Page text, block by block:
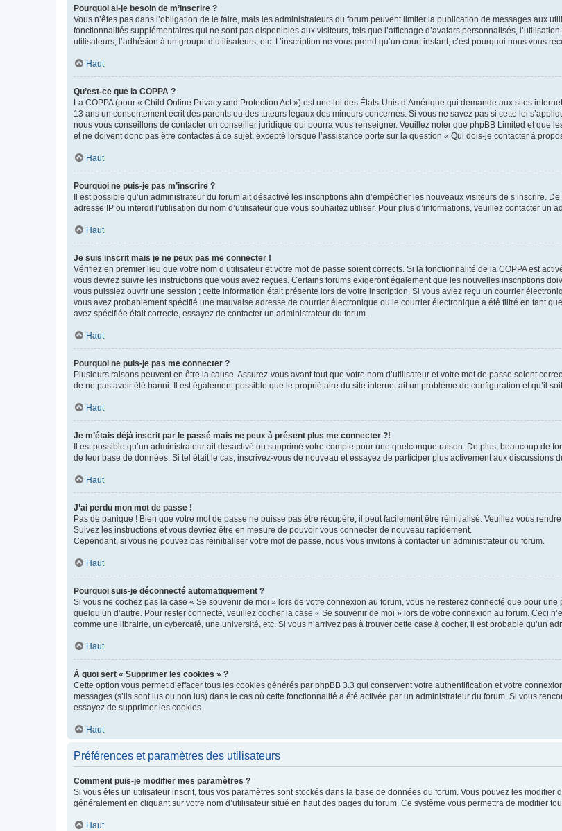
Pourquoi ai-je besoin de m’inscrire ?
Vous n’êtes pas dans l’obligation de le faire, mais les administrateurs du forum peuvent limiter la publication de messages aux
fonctionnalités supplémentaires qui ne sont pas disponibles aux visiteurs, tels que l’affichage d’avatars personnalisés,
utilisateurs, l’adhésion à un groupe d’utilisateurs, etc. L’inscription ne vous prend qu’un court instant, c’est pourquoi nous vous
Haut
Qu’est-ce que la COPPA ?
La COPPA (pour « Child Online Privacy and Protection Act ») est une loi des États-Unis d’Amérique qui demande aux sites
13 ans un consentement écrit des parents ou des tuteurs légaux des mineurs concernés. Si vous ne savez pas si cette loi
nous vous conseillons de contacter un conseiller juridique qui pourra vous renseigner. Veuillez noter que phpBB Limited et que
et ne doivent donc pas être contactés à ce sujet, excepté lorsque l’assistance porte sur la question « Qui dois-je contacter à
Haut
Pourquoi ne puis-je pas m’inscrire ?
Il est possible qu’un administrateur du forum ait désactivé les inscriptions afin d’empêcher les nouveaux visiteurs de s’inscrire.
adresse IP ou interdit l’utilisation du nom d’utilisateur que vous souhaitez utiliser. Pour plus d’informations, veuillez contacter un
Haut
Je suis inscrit mais je ne peux pas me connecter !
Vérifiez en premier lieu que votre nom d’utilisateur et votre mot de passe soient corrects. Si la fonctionnalité de la COPPA est
vous devrez suivre les instructions que vous avez reçues. Certains forums exigeront également que les nouvelles inscriptions
vous puissiez ouvrir une session ; cette information était présente lors de votre inscription. Si vous aviez reçu un courrier
vous avez probablement spécifié une mauvaise adresse de courrier électronique ou le courrier électronique a été filtré en tant
avez spécifiée était correcte, essayez de contacter un administrateur du forum.
Haut
Pourquoi ne puis-je pas me connecter ?
Plusieurs raisons peuvent en être la cause. Assurez-vous avant tout que votre nom d’utilisateur et votre mot de passe soient
de ne pas avoir été banni. Il est également possible que le propriétaire du site internet ait un problème de configuration et qu’il
Haut
Je m’étais déjà inscrit par le passé mais ne peux à présent plus me connecter ?!
Il est possible qu’un administrateur ait désactivé ou supprimé votre compte pour une quelconque raison. De plus, beaucoup de
de leur base de données. Si tel était le cas, inscrivez-vous de nouveau et essayez de participer plus activement aux discussions
Haut
J’ai perdu mon mot de passe !
Pas de panique ! Bien que votre mot de passe ne puisse pas être récupéré, il peut facilement être réinitialisé. Veuillez vous
Suivez les instructions et vous devriez être en mesure de pouvoir vous connecter de nouveau rapidement.
Cependant, si vous ne pouvez pas réinitialiser votre mot de passe, nous vous invitons à contacter un administrateur du forum.
Haut
Pourquoi suis-je déconnecté automatiquement ?
Si vous ne cochez pas la case « Se souvenir de moi » lors de votre connexion au forum, vous ne resterez connecté que pour
quelqu’un d’autre. Pour rester connecté, veuillez cocher la case « Se souvenir de moi » lors de votre connexion au forum. Ceci
comme une librairie, un cybercafé, une université, etc. Si vous n’arrivez pas à trouver cette case à cocher, il est probable qu’un
Haut
À quoi sert « Supprimer les cookies » ?
Cette option vous permet d’effacer tous les cookies générés par phpBB 3.3 qui conservent votre authentification et votre
messages (s’ils sont lus ou non lus) dans le cas où cette fonctionnalité a été activée par un administrateur du forum. Si vous
essayez de supprimer les cookies.
Haut
Préférences et paramètres des utilisateurs
Comment puis-je modifier mes paramètres ?
Si vous êtes un utilisateur inscrit, tous vos paramètres sont stockés dans la base de données du forum. Vous pouvez les
généralement en cliquant sur votre nom d’utilisateur situé en haut des pages du forum. Ce système vous permettra de modifier
Haut